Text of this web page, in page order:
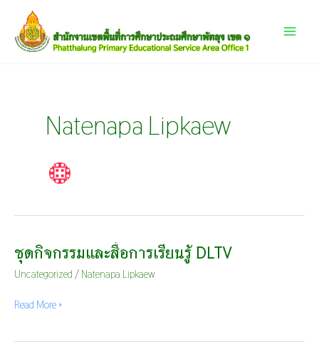
content
Menu
Natenapa Lipkaew
ชุดกิจกรรมและสื่อการเรียนรู้ DLTV
Uncategorized / Natenapa Lipkaew
ชุด
กิจกรรม
และ
การ
รู้
Read More »